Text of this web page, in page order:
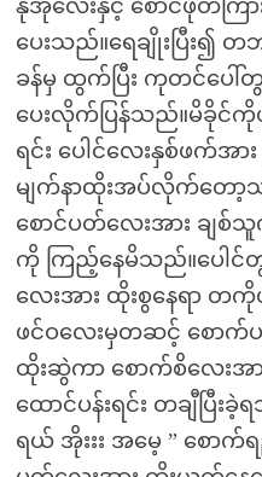
နိုအုံလေးနှင့် စောင်ဖုတ်ကြ
ပေးသည်။ရေချိုးပြီး၍
ခန်မှ ထွက်ပြီး ကုတင်ပေ
ပေးလိုက်ပြန်သည်။မိခိုင်
ရင်း ပေါင်လေးနှစ်ဖက်အ
မျက်နာထိုးအပ်လိုက်တော့
စောင်ပတ်လေးအား ချ
ကို ကြည့်နေမိသည်။ပေါင်တွ
လေးအား ထိုးစွနေရာ
ဖင်ဝလေးမှတဆင့် စောက်
ထိုးဆွဲကာ စောက်စိလေးအား
ထောင်ပန်းရင်း တချီပြီးခဲ့
ရယ် အိုးးး အမေ့ ” စောက်